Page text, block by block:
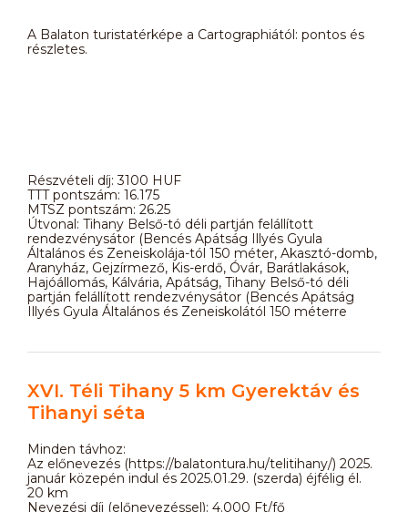
A Balaton turistatérképe a Cartographiától: pontos és
részletes.
Részvételi díj: 3100 HUF
TTT pontszám: 16.175
MTSZ pontszám: 26.25
Útvonal: Tihany Belső-tó déli partján felállított
rendezvénysátor (Bencés Apátság Illyés Gyula
Általános és Zeneiskolája-tól 150 méter, Akasztó-domb,
Aranyház, Gejzírmező, Kis-erdő, Óvár, Barátlakások,
Hajóállomás, Kálvária, Apátság, Tihany Belső-tó déli
partján felállított rendezvénysátor (Bencés Apátság
Illyés Gyula Általános és Zeneiskolától 150 méterre
XVI. Téli Tihany 5 km Gyerektáv és
Tihanyi séta
Minden távhoz:
Az előnevezés (https://balatontura.hu/telitihany/) 2025.
január közepén indul és 2025.01.29. (szerda) éjfélig él.
20 km
Nevezési díj (előnevezéssel): 4.000 Ft/fő